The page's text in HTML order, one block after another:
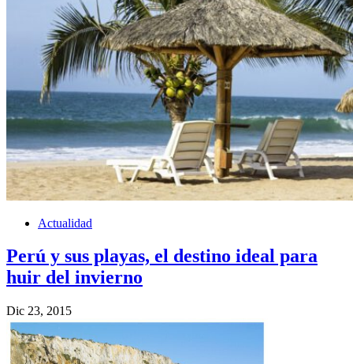
Actualidad
Perú y sus playas, el destino ideal para
huir del invierno
Dic 23, 2015